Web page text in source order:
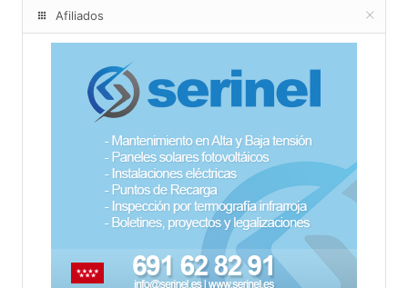
Afiliados